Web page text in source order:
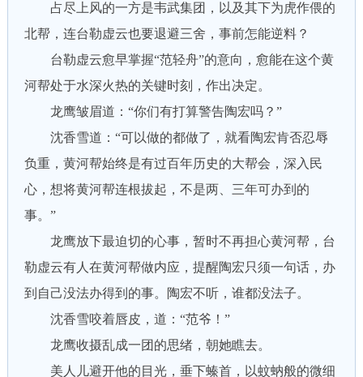
占尽上风的一方是韦武集团，以及其下为虎作偎的
北帮，连台勒虚云也要退避三舍，事前怎能逆料？
台勒虚云愈早掌握“范轻舟”的意向，愈能在这个黄
河帮处于水深火热的关键时刻，作出决定。
龙鹰皱眉道：“你们有打算警告陶宏吗？”
沈香雪道：“可以做的都做了，就看陶宏肯否忍辱
负重，黄河帮始终是有过百年历史的大帮会，深入民
心，想将黄河帮连根拔起，不是两、三年可办到的
事。”
龙鹰放下最迫切的心事，暂时不再担心黄河帮，台
勒虚云有人在黄河帮做内应，提醒陶宏只须一句话，办
到自己没法办得到的事。陶宏不听，谁都没法子。
沈香雪咬着唇皮，道：“范爷！”
龙鹰收摄乱成一团的思绪，朝她瞧去。
美人儿避开他的目光，垂下螓首，以蚊蚋般的微细